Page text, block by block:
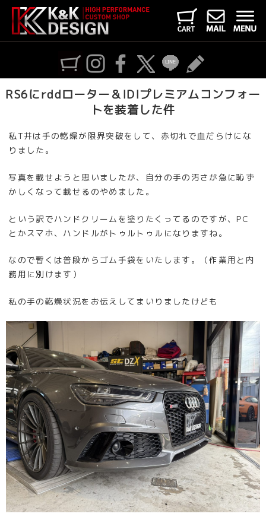
RS6にrddローター＆IDIプレミアムコンフォー
トを装着した件
私T井は手の乾燥が限界突破をして、赤切れで血だらけにな
りました。
写真を載せようと思いましたが、自分の手の汚さが急に恥ず
かしくなって載せるのやめました。
という訳でハンドクリームを塗りたくってるのですが、PC
とかスマホ、ハンドルがトゥルトゥルになりますね。
なので暫くは普段からゴム手袋をいたします。（作業用と内
務用に別けます）
私の手の乾燥状況をお伝えしてまいりましたけども